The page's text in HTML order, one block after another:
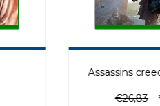
Assassins
€26,83